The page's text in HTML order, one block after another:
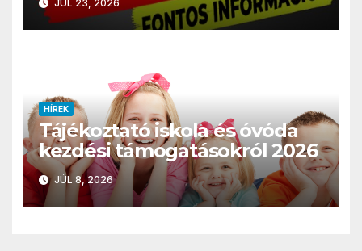
JÚL 23, 2026
HÍREK
Tájékoztató iskola és óvóda
kezdési támogatásokról 2026
JÚL 8, 2026